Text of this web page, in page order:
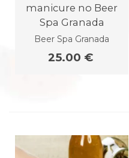
manicure no Beer
Spa Granada
Beer Spa Granada
25.00 €